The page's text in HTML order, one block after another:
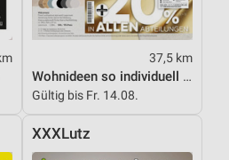
37,5 km
Wohnideen so individuell wie du!
Gültig bis Fr. 14.08.
XXXLutz